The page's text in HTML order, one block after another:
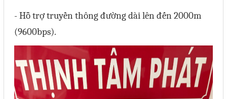
- Hỗ trợ truyền thông đường dài lên đến 2000m
(9600bps).